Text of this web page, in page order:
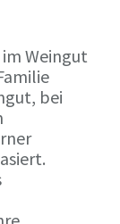
Weingut
bei